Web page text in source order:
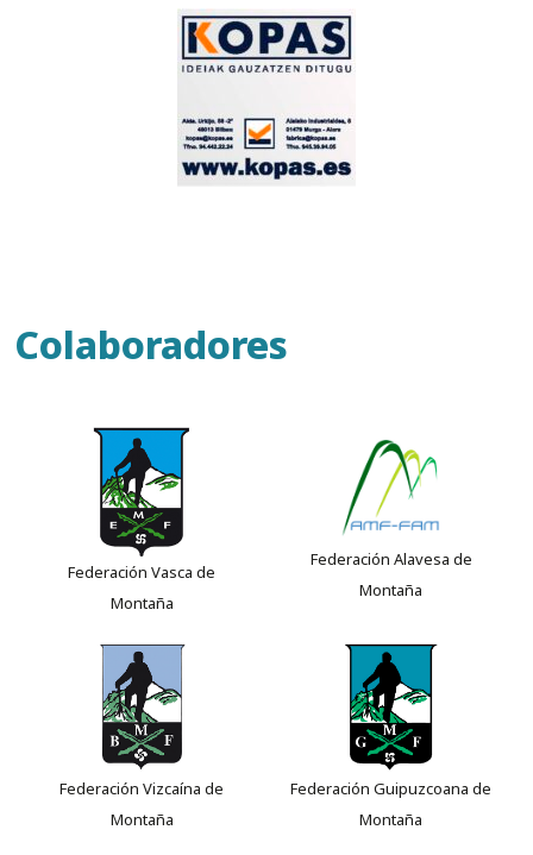
Colaboradores
Federación Vasca de
Montaña
Federación Alavesa de
Montaña
Federación Vizcaína de
Montaña
Federación Guipuzcoana de
Montaña